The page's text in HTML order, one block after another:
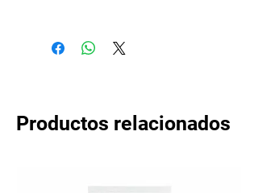
Productos relacionados